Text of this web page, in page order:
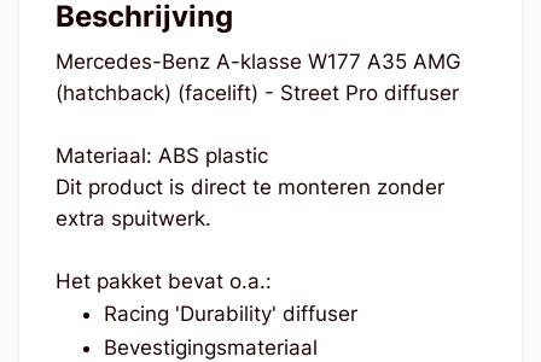
Beschrijving
Mercedes-Benz A-klasse W177 A35 AMG
(hatchback) (facelift) - Street Pro diffuser
Materiaal: ABS plastic
Dit product is direct te monteren zonder
extra spuitwerk.
Het pakket bevat o.a.:
Racing 'Durability' diffuser
Bevestigingsmateriaal